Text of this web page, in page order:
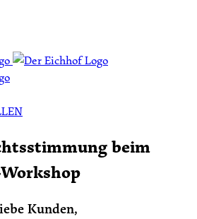
beim
Kunden,